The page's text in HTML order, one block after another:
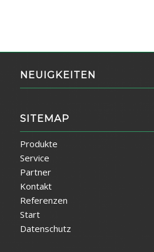
NEUIGKEITEN
SITEMAP
Produkte
Service
Partner
Kontakt
Referenzen
Start
Datenschutz